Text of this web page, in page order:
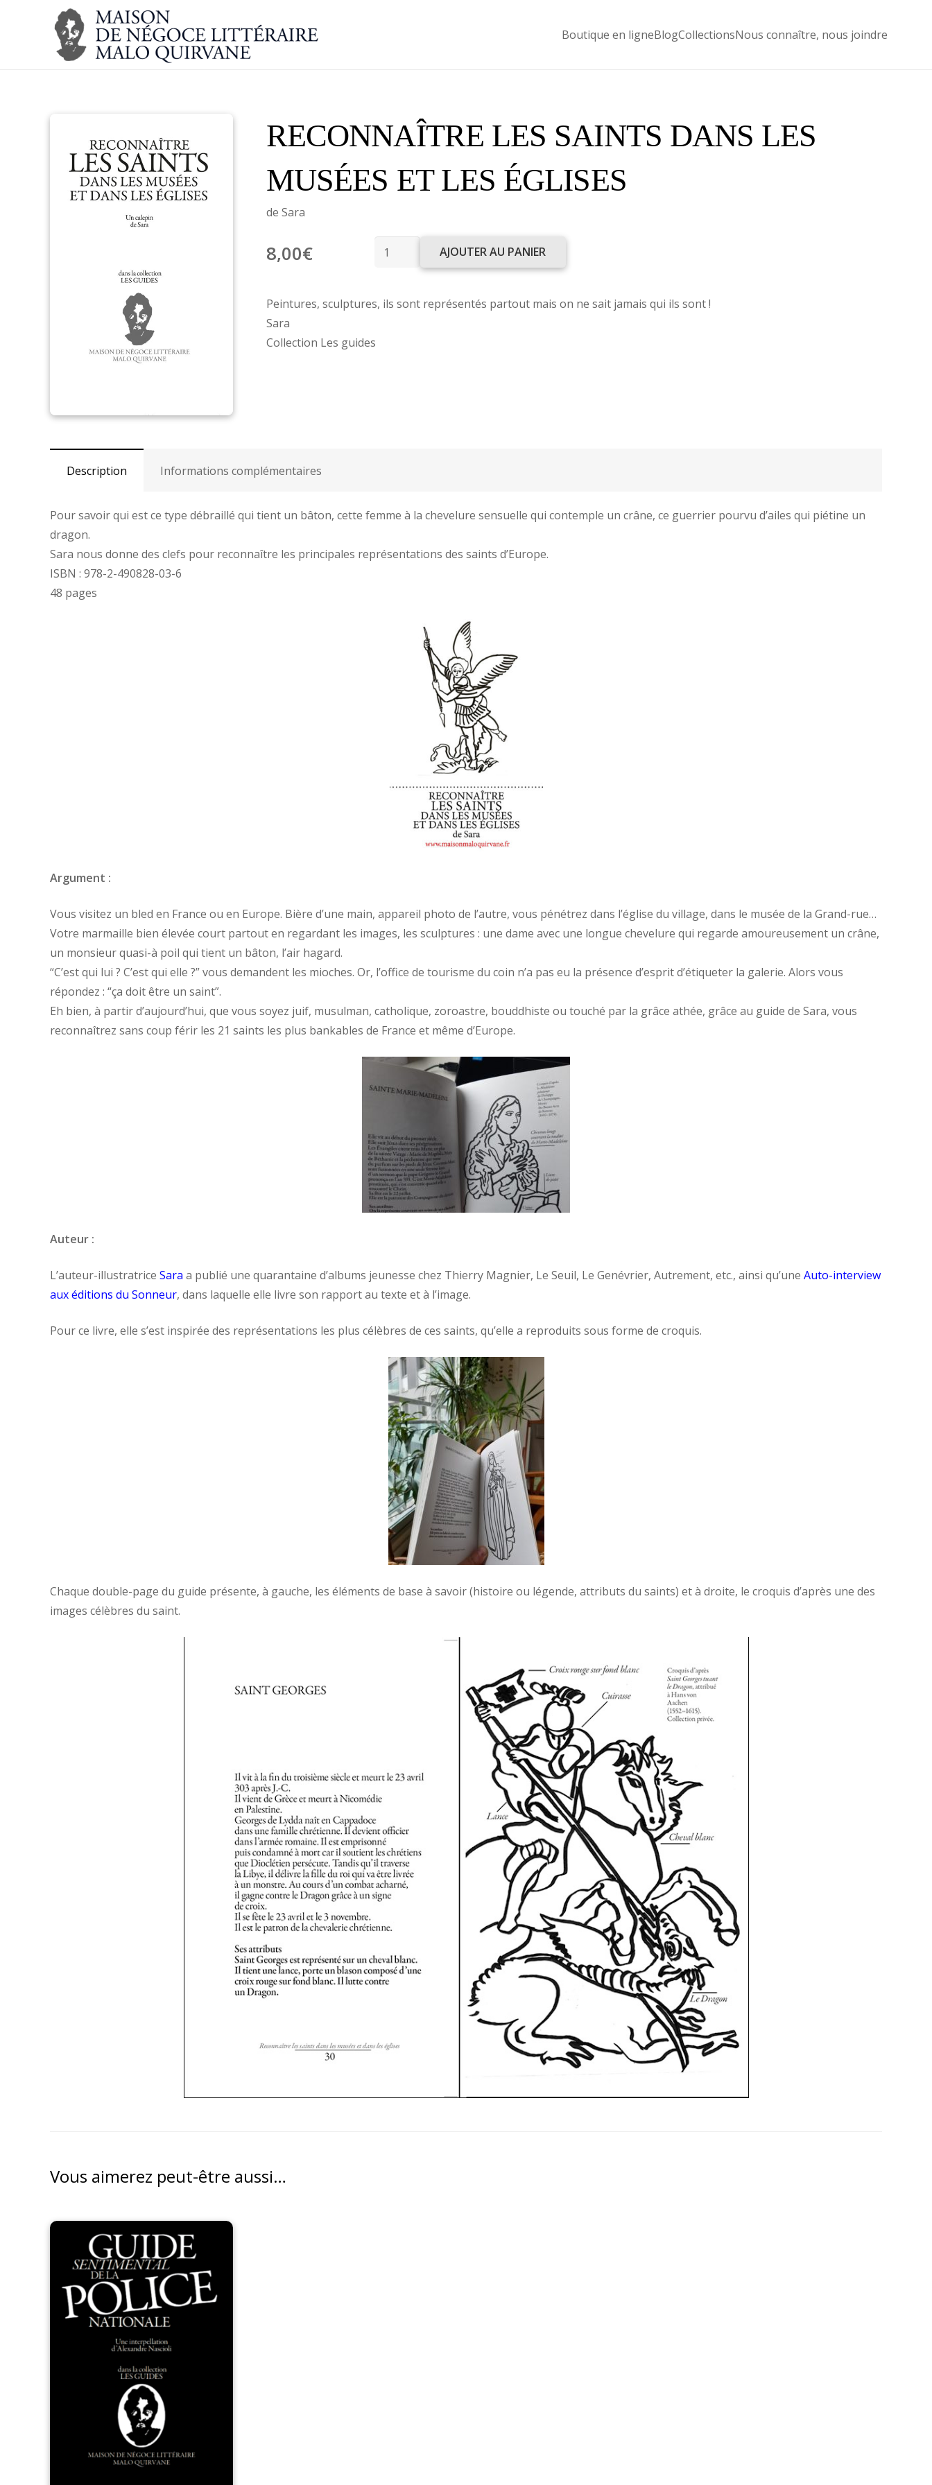
Boutique en ligneBlogCollectionsNous connaître, nous joindre
RECONNAÎTRE LES SAINTS DANS LES
MUSÉES ET LES ÉGLISES
de Sara
8,00€
quantité
les
dans
AJOUTER AU PANIER
Peintures, sculptures, ils sont représentés partout mais on ne sait jamais qui ils sont !
Sara
Collection Les guides
Description Informations complémentaires
Pour savoir qui est ce type débraillé qui tient un bâton, cette femme à la chevelure sensuelle qui contemple un crâne, ce guerrier pourvu d’ailes qui piétine un
dragon.
Sara nous donne des clefs pour reconnaître les principales représentations des saints d’Europe.
ISBN : 978-2-490828-03-6
48 pages
Argument :
Vous visitez un bled en France ou en Europe. Bière d’une main, appareil photo de l’autre, vous pénétrez dans l’église du village, dans le musée de la Grand-rue…
Votre marmaille bien élevée court partout en regardant les images, les sculptures : une dame avec une longue chevelure qui regarde amoureusement un crâne,
un monsieur quasi-à poil qui tient un bâton, l’air hagard.
“C’est qui lui ? C’est qui elle ?” vous demandent les mioches. Or, l’office de tourisme du coin n’a pas eu la présence d’esprit d’étiqueter la galerie. Alors vous
répondez : “ça doit être un saint”.
Eh bien, à partir d’aujourd’hui, que vous soyez juif, musulman, catholique, zoroastre, bouddhiste ou touché par la grâce athée, grâce au guide de Sara, vous
reconnaîtrez sans coup férir les 21 saints les plus bankables de France et même d’Europe.
Auteur :
L’auteur-illustratrice Sara a publié une quarantaine d’albums jeunesse chez Thierry Magnier, Le Seuil, Le Genévrier, Autrement, etc., ainsi qu’une Auto-interview
aux éditions du Sonneur, dans laquelle elle livre son rapport au texte et à l’image.
Pour ce livre, elle s’est inspirée des représentations les plus célèbres de ces saints, qu’elle a reproduits sous forme de croquis.
Chaque double-page du guide présente, à gauche, les éléments de base à savoir (histoire ou légende, attributs du saints) et à droite, le croquis d’après une des
images célèbres du saint.
Vous aimerez peut-être aussi…